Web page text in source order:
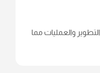
تبسيط ممارسات DevOps التطوير والعمليات مما